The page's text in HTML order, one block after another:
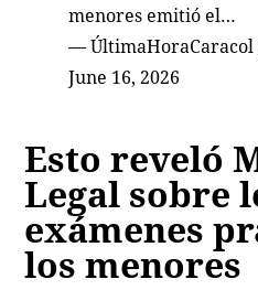
menores emitió el…
— ÚltimaHoraCaracol
June 16, 2026
Esto reveló
Legal sobre
exámenes
los menores